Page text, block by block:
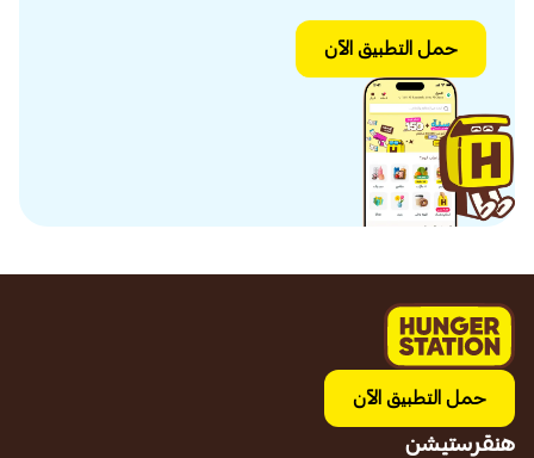
حمل التطبيق الآن
حمل التطبيق الآن
هنقرستيشن